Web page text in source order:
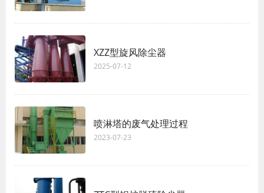
XZZ型旋风除尘器
2025-07-12
喷淋塔的废气处理过程
2023-07-23